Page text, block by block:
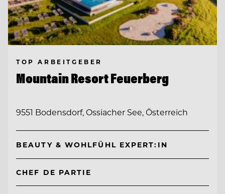
TOP ARBEITGEBER
Mountain Resort Feuerberg
9551 Bodensdorf, Ossiacher See, Österreich
BEAUTY & WOHLFÜHL EXPERT:IN
CHEF DE PARTIE